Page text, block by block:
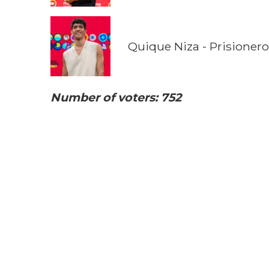
Quique Niza - Prisionero
Number of voters: 752